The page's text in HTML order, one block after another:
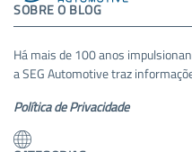
SOBRE O BLOG
Há mais de 100 anos
a SEG Automotive traz
Política de Privacidade